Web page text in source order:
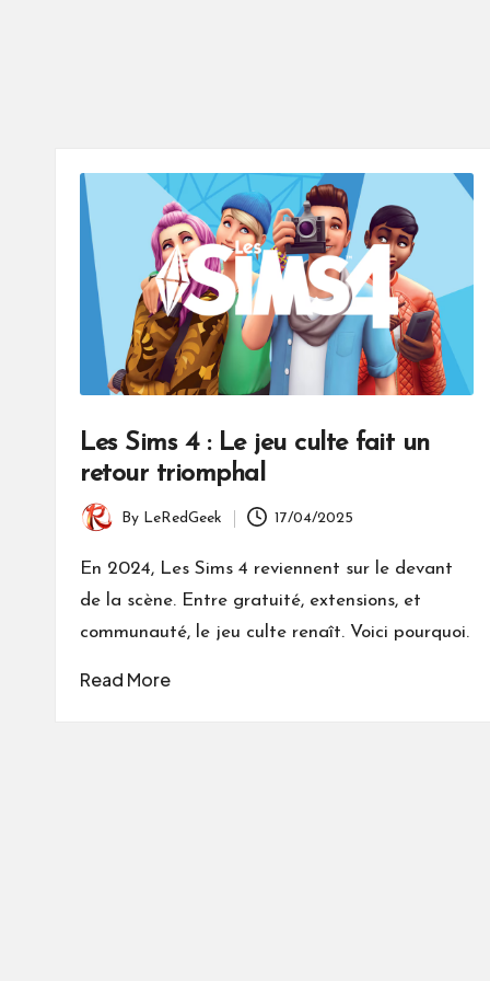
Les Sims 4 : Le jeu culte fait un
retour triomphal
Posted
by
By LeRedGeek 17/04/2025
En 2024, Les Sims 4 reviennent sur le devant
de la scène. Entre gratuité, extensions, et
communauté, le jeu culte renaît. Voici pourquoi.
Read More